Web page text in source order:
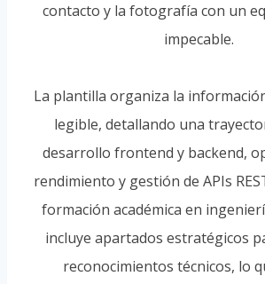
contacto y la fotografía con un
impecable.
La plantilla organiza la
legible, detallando una
desarrollo frontend y backend,
rendimiento y gestión de APIs
formación académica en
incluye apartados estratégicos
reconocimientos técnicos, lo